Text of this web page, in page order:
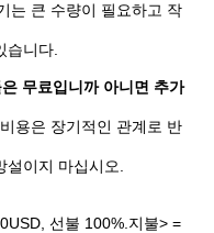
는 큰 수량이 필요하고 작
습니다.
무료입니까 아니면 추가
용은 장기적인 관계로 반
이지 마십시오.
선불 100%.지불> =